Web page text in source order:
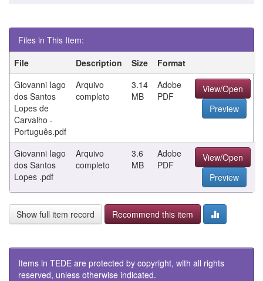
Files in This Item:
File
Description Size
Format
Giovanni Iago
dos Santos
Lopes de
Carvalho -
Português.pdf
Arquivo
completo
3.14
MB
Adobe
PDF
View/Open
Preview
Giovanni Iago
dos Santos
Lopes .pdf
Arquivo
completo
3.6
MB
Adobe
PDF
View/Open
Preview
Show full item record Recommend this item
Items in TEDE are protected by copyright, with all rights
reserved, unless otherwise indicated.